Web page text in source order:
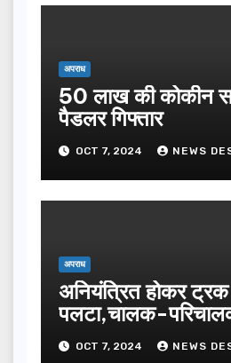
अपराध
50 लाख की कोकीन
पैडलर गिफ्तार
OCT 7, 2024 NEWS
अपराध
अनियंत्रित होकर
पलटा,चालक-
OCT 7, 2024 NEWS